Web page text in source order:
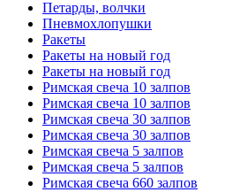
Петарды, волчки
Пневмохлопушки
Ракеты
Ракеты на новый год
Ракеты на новый год
Римская свеча 10 залпов
Римская свеча 10 залпов
Римская свеча 30 залпов
Римская свеча 30 залпов
Римская свеча 5 залпов
Римская свеча 5 залпов
Римская свеча 660 залпов